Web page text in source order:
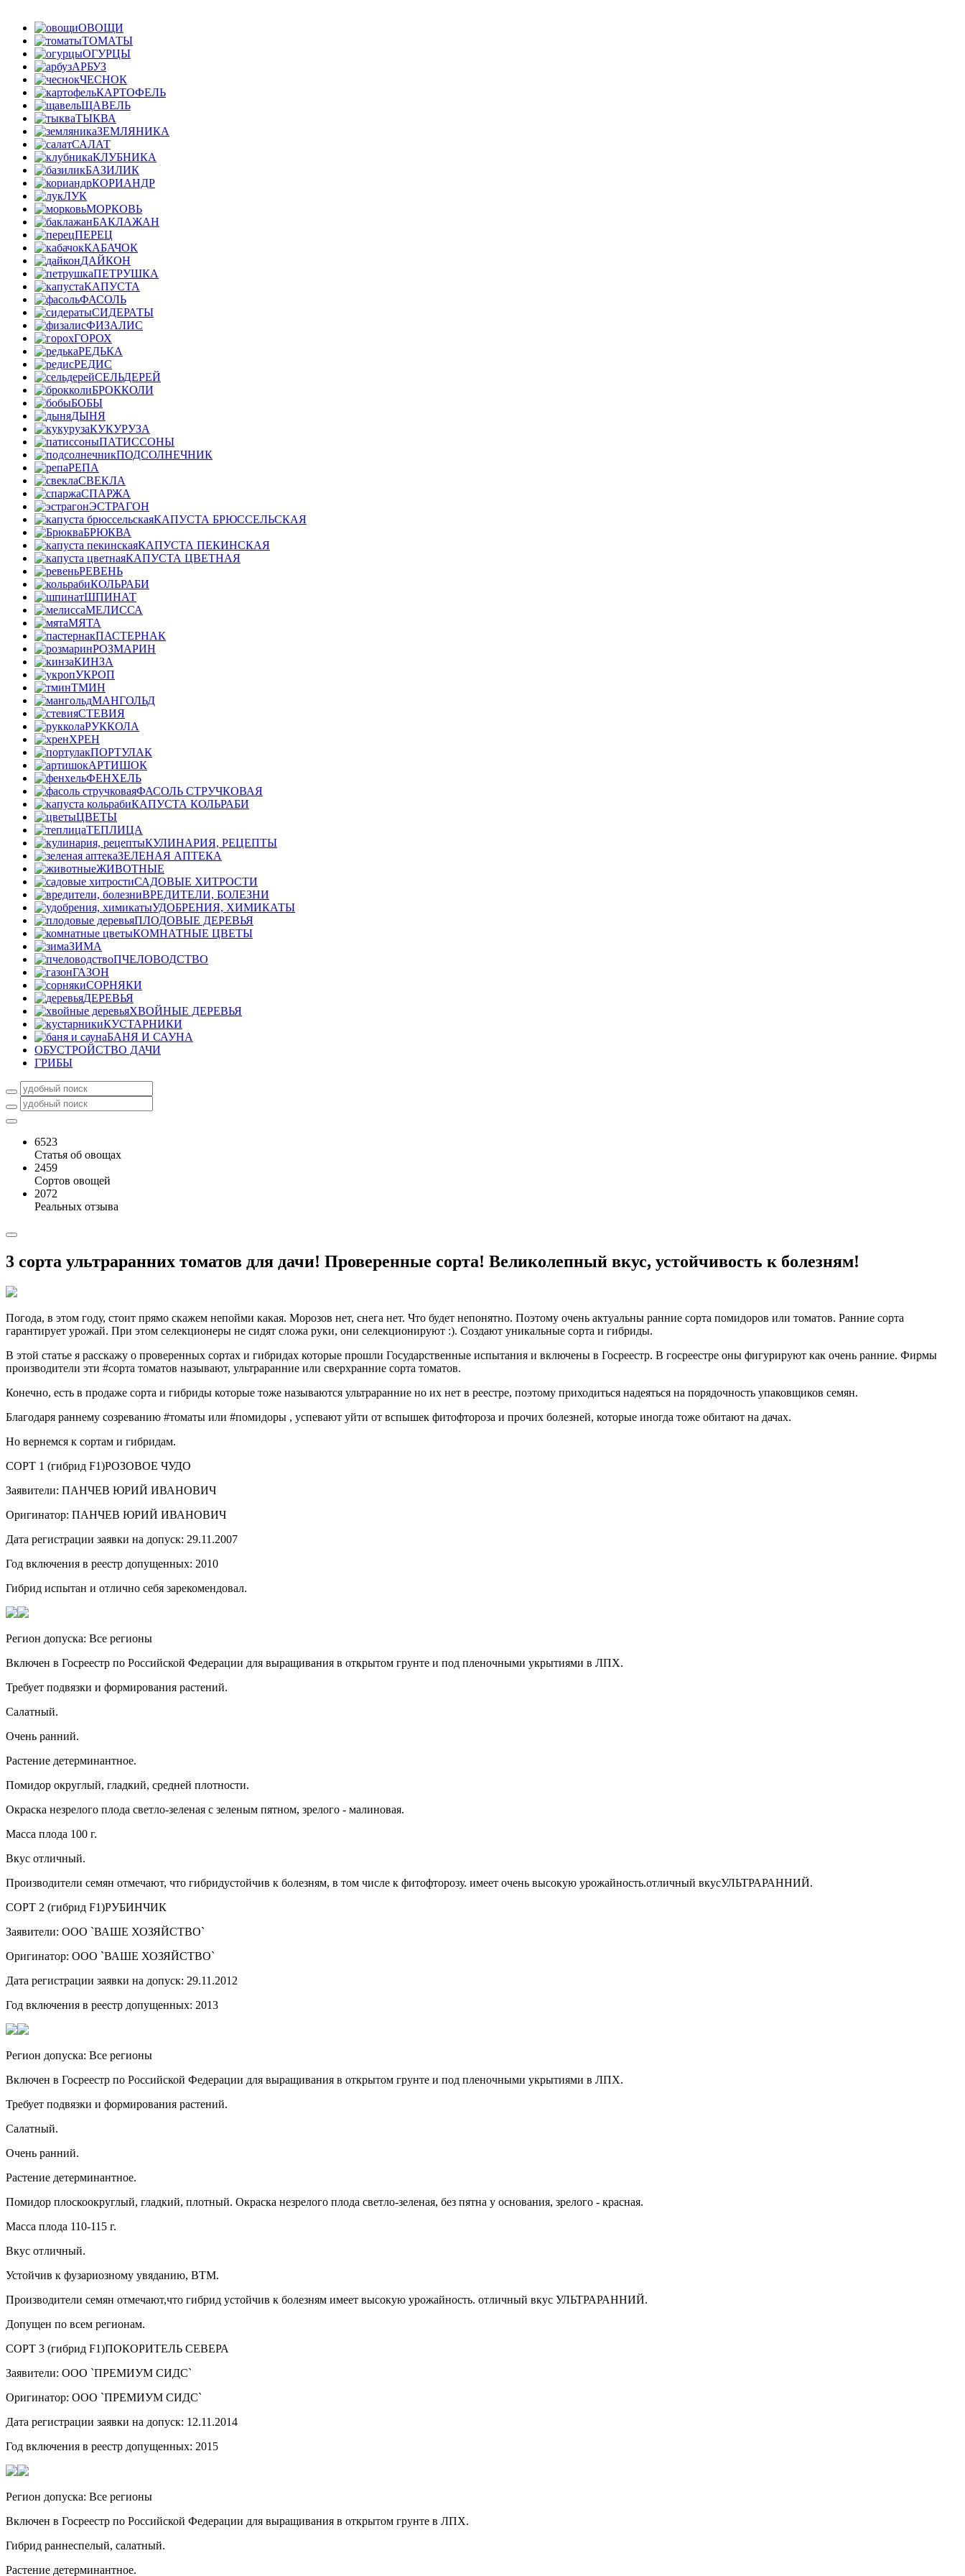
ОВОЩИ
ТОМАТЫ
ОГУРЦЫ
АРБУЗ
ЧЕСНОК
КАРТОФЕЛЬ
ЩАВЕЛЬ
ТЫКВА
ЗЕМЛЯНИКА
САЛАТ
КЛУБНИКА
БАЗИЛИК
КОРИАНДР
ЛУК
МОРКОВЬ
БАКЛАЖАН
ПЕРЕЦ
КАБАЧОК
ДАЙКОН
ПЕТРУШКА
КАПУСТА
ФАСОЛЬ
СИДЕРАТЫ
ФИЗАЛИС
ГОРОХ
РЕДЬКА
РЕДИС
СЕЛЬДЕРЕЙ
БРОККОЛИ
БОБЫ
ДЫНЯ
КУКУРУЗА
ПАТИССОНЫ
ПОДСОЛНЕЧНИК
РЕПА
СВЕКЛА
СПАРЖА
ЭСТРАГОН
КАПУСТА БРЮССЕЛЬСКАЯ
БРЮКВА
КАПУСТА ПЕКИНСКАЯ
КАПУСТА ЦВЕТНАЯ
РЕВЕНЬ
КОЛЬРАБИ
ШПИНАТ
МЕЛИССА
МЯТА
ПАСТЕРНАК
РОЗМАРИН
КИНЗА
УКРОП
ТМИН
МАНГОЛЬД
СТЕВИЯ
РУККОЛА
ХРЕН
ПОРТУЛАК
АРТИШОК
ФЕНХЕЛЬ
ФАСОЛЬ СТРУЧКОВАЯ
КАПУСТА КОЛЬРАБИ
ЦВЕТЫ
ТЕПЛИЦА
КУЛИНАРИЯ, РЕЦЕПТЫ
ЗЕЛЕНАЯ АПТЕКА
ЖИВОТНЫЕ
САДОВЫЕ ХИТРОСТИ
ВРЕДИТЕЛИ, БОЛЕЗНИ
УДОБРЕНИЯ, ХИМИКАТЫ
ПЛОДОВЫЕ ДЕРЕВЬЯ
КОМНАТНЫЕ ЦВЕТЫ
ЗИМА
ПЧЕЛОВОДСТВО
ГАЗОН
СОРНЯКИ
ДЕРЕВЬЯ
ХВОЙНЫЕ ДЕРЕВЬЯ
КУСТАРНИКИ
БАНЯ И САУНА
ОБУСТРОЙСТВО ДАЧИ
ГРИБЫ
6523
Статья об овощах
2459
Сортов овощей
2072
Реальных отзыва
3 сорта ультраранних томатов для дачи! Проверенные сорта! Великолепный вкус, устойчивость к болезням!
Погода, в этом году, стоит прямо скажем непойми какая. Морозов нет, снега нет. Что будет непонятно. Поэтому очень актуальны ранние сорта помидоров или томатов. Ранние сорта
гарантирует урожай. При этом селекционеры не сидят сложа руки, они селекционируют :). Создают уникальные сорта и гибриды.
В этой статье я расскажу о проверенных сортах и гибридах которые прошли Государственные испытания и включены в Госреестр. В госреестре оны фигурируют как очень ранние. Фирмы
производители эти #сорта томатов называют, ультраранние или сверхранние сорта томатов.
Конечно, есть в продаже сорта и гибриды которые тоже называются ультраранние но их нет в реестре, поэтому приходиться надеяться на порядочность упаковщиков семян.
Благодаря раннему созреванию #томаты или #помидоры , успевают уйти от вспышек фитофтороза и прочих болезней, которые иногда тоже обитают на дачах.
Но вернемся к сортам и гибридам.
СОРТ 1 (гибрид F1)РОЗОВОЕ ЧУДО
Заявители: ПАНЧЕВ ЮРИЙ ИВАНОВИЧ
Оригинатор: ПАНЧЕВ ЮРИЙ ИВАНОВИЧ
Дата регистрации заявки на допуск: 29.11.2007
Год включения в реестр допущенных: 2010
Гибрид испытан и отлично себя зарекомендовал.
Регион допуска: Все регионы
Включен в Госреестр по Российской Федерации для выращивания в открытом грунте и под пленочными укрытиями в ЛПХ.
Требует подвязки и формирования растений.
Салатный.
Очень ранний.
Растение детерминантное.
Помидор округлый, гладкий, средней плотности.
Окраска незрелого плода светло-зеленая с зеленым пятном, зрелого - малиновая.
Масса плода 100 г.
Вкус отличный.
Производители семян отмечают, что гибридустойчив к болезням, в том числе к фитофторозу. имеет очень высокую урожайность.отличный вкусУЛЬТРАРАННИЙ.
СОРТ 2 (гибрид F1)РУБИНЧИК
Заявители: ООО `ВАШЕ ХОЗЯЙСТВО`
Оригинатор: ООО `ВАШЕ ХОЗЯЙСТВО`
Дата регистрации заявки на допуск: 29.11.2012
Год включения в реестр допущенных: 2013
Регион допуска: Все регионы
Включен в Госреестр по Российской Федерации для выращивания в открытом грунте и под пленочными укрытиями в ЛПХ.
Требует подвязки и формирования растений.
Салатный.
Очень ранний.
Растение детерминантное.
Помидор плоскоокруглый, гладкий, плотный. Окраска незрелого плода светло-зеленая, без пятна у основания, зрелого - красная.
Масса плода 110-115 г.
Вкус отличный.
Устойчив к фузариозному увяданию, ВТМ.
Производители семян отмечают,что гибрид устойчив к болезням имеет высокую урожайность. отличный вкус УЛЬТРАРАННИЙ.
Допущен по всем регионам.
СОРТ 3 (гибрид F1)ПОКОРИТЕЛЬ СЕВЕРА
Заявители: ООО `ПРЕМИУМ СИДС`
Оригинатор: ООО `ПРЕМИУМ СИДС`
Дата регистрации заявки на допуск: 12.11.2014
Год включения в реестр допущенных: 2015
Регион допуска: Все регионы
Включен в Госреестр по Российской Федерации для выращивания в открытом грунте в ЛПХ.
Гибрид раннеспелый, салатный.
Растение детерминантное.